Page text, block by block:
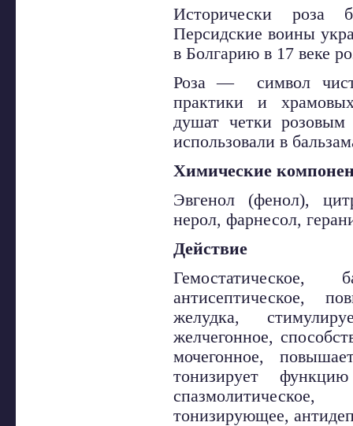
Исторически роза
Персидские воины
в Болгарию в 17 веке
Роза — символ
практики и
душат четки
использовали в
Химические
Эвгенол (фенол),
нерол, фарнесол,
Действие
Гемостатическое,
антисептическое,
желудка,
желчегонное,
мочегонное,
тонизирует функцию
тонизирующее,